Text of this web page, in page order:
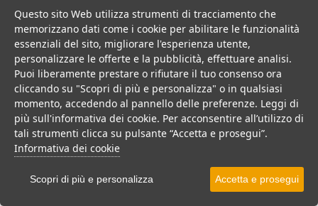
107 Camere
Villaggio a Vieste, con piscina e animazione, ideale per famiglie
con bambini.
Villaggio Hotel
VEDI SU MAPPA
INFO STRUTTURA
APRI STRUTTURA
PREVENTIVO
Questo sito Web utilizza strumenti di tracciamento che
memorizzano dati come i cookie per abilitare le funzionalità
essenziali del sito, migliorare l'esperienza utente,
personalizzare le offerte e la pubblicità, effettuare analisi.
Puoi liberamente prestare o rifiutare il tuo consenso ora
cliccando su "Scopri di più e personalizza" o in qualsiasi
momento, accedendo al pannello delle preferenze. Leggi di
più sull'informativa dei cookie. Per acconsentire all’utilizzo di
tali strumenti clicca su pulsante “Accetta e prosegui”.
Informativa dei cookie
Scopri di più e personalizza Accetta e prosegui